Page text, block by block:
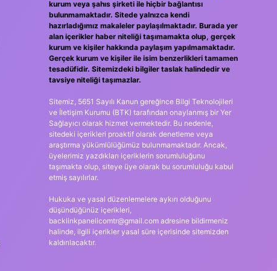
kurum veya şahıs şirketi ile hiçbir bağlantısı
bulunmamaktadır. Sitede yalnızca kendi
hazırladığımız makaleler paylaşılmaktadır. Burada yer
alan içerikler haber niteliği taşımamakta olup, gerçek
kurum ve kişiler hakkında paylaşım yapılmamaktadır.
Gerçek kurum ve kişiler ile isim benzerlikleri tamamen
tesadüfidir. Sitemizdeki bilgiler taslak halindedir ve
tavsiye niteliği taşımazlar.
Sitemiz, 5651 Sayılı Kanun gereğince Bilgi Teknolojileri
ve İletişim Kurumu (BTK) tarafından onaylanmış bir Yer
Sağlayıcı olarak hizmet vermektedir. Bu nedenle,
sitedeki içerikleri proaktif olarak denetleme veya
araştırma yükümlülüğümüz bulunmamaktadır. Ancak,
üyelerimiz yazdıkları içeriklerin sorumluluğunu
taşımakta olup, siteye üye olarak bu sorumluluğu kabul
etmiş sayılırlar.
Hukuka ve yasal düzenlemelere aykırı olduğunu
düşündüğünüz içerikleri,
backlinkpanelicomtr@gmail.comadresine bildirmeniz
halinde, ilgili içerikler yasal süre içerisinde sitemizden
kaldırılacaktır.